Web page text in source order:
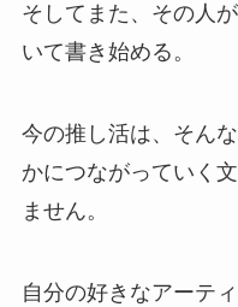
そしてまた、その人
いて書き始める。
今の推し活は、そん
かにつながっていく
ません。
自分の好きなアーテ